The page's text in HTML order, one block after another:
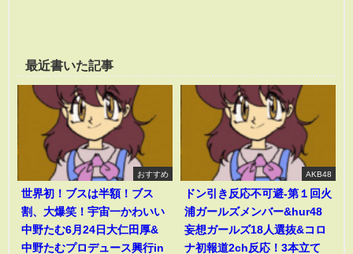
最近書いた記事
おすすめ
世界初！ブスは半額！ブス
割、大爆笑！宇宙一かわいい
中野たむ6月24日大仁田厚&
中野たむプロデュース興行in
AKB48
ドン引き反応不可避-第１回火
浦ガールズメンバー&hur48
妄想ガールズ18人選抜&コロ
ナ初報道2ch反応！3本立て